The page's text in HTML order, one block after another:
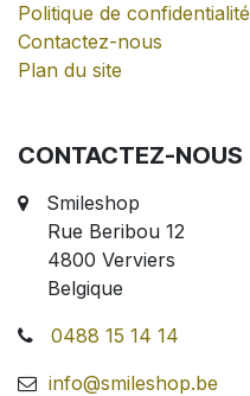
Politique de confidentialité
Contactez-nous
Plan du site
CONTACTEZ-NOUS
Smileshop
Rue Beribou 12
4800 Verviers
Belgique
0488 15 14 14
info@smileshop.be